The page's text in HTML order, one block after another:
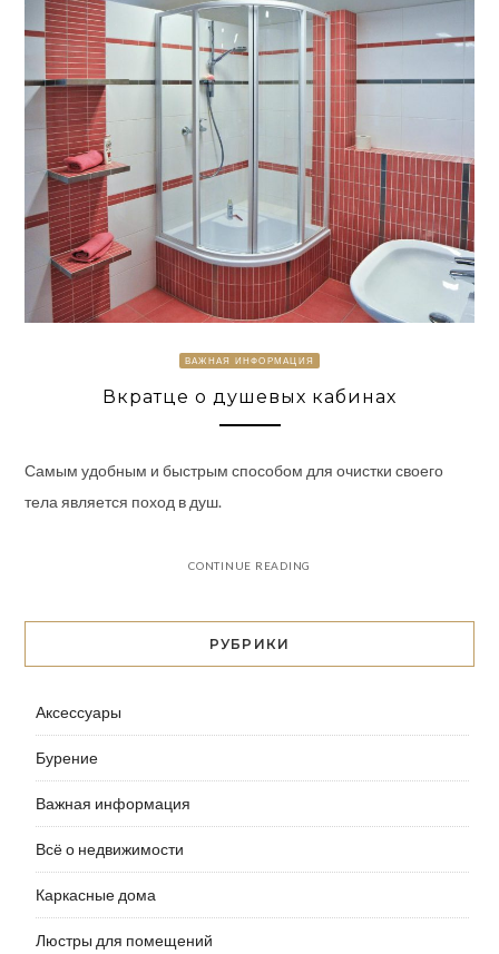
ВАЖНАЯ ИНФОРМАЦИЯ
Вкратце о душевых кабинах
Самым удобным и быстрым способом для очистки своего
тела является поход в душ.
CONTINUE READING
РУБРИКИ
Аксессуары
Бурение
Важная информация
Всё о недвижимости
Каркасные дома
Люстры для помещений